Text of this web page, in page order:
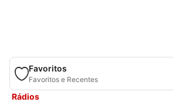
Favoritos
Favoritos e Recentes
Rádios